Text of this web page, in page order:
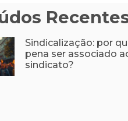
Sindicalização: por
pena ser associado
sindicato?